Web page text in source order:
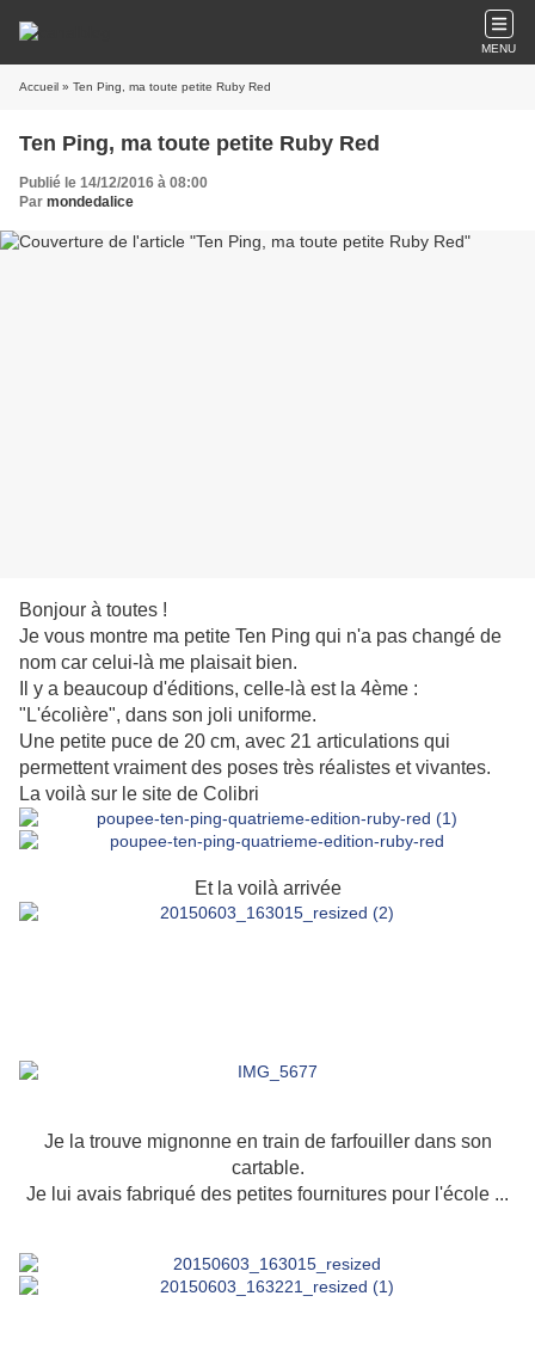
MENU
Accueil » Ten Ping, ma toute petite Ruby Red
Ten Ping, ma toute petite Ruby Red
Publié le 14/12/2016 à 08:00
Par mondedalice
Bonjour à toutes !
Je vous montre ma petite Ten Ping qui n'a pas changé de
nom car celui-là me plaisait bien.
Il y a beaucoup d'éditions, celle-là est la 4ème :
"L'écolière", dans son joli uniforme.
Une petite puce de 20 cm, avec 21 articulations qui
permettent vraiment des poses très réalistes et vivantes.
La voilà sur le site de Colibri
Et la voilà arrivée
Je la trouve mignonne en train de farfouiller dans son
cartable.
Je lui avais fabriqué des petites fournitures pour l'école ...